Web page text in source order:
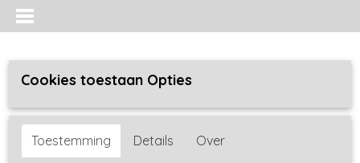
Inloggen Registreren
Cookies toestaan Opties
Toestemming Details Over